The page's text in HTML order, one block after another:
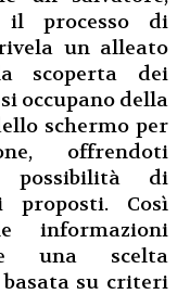
il processo di
un alleato
scoperta dei
occupano della
schermo per
offrendoti
possibilità di
Così
informazioni
una scelta
basata su criteri